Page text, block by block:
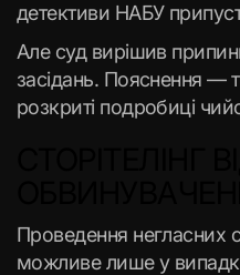
детективи НАБУ
Але суд вирішив
засідань. Пояснення —
розкриті подробиці
Проведення негласних
можливе лише у